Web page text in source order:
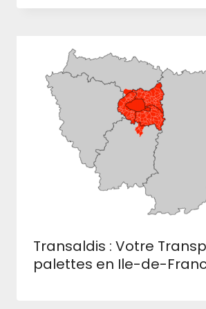
Transaldis : Votre
palettes en Ile-de-